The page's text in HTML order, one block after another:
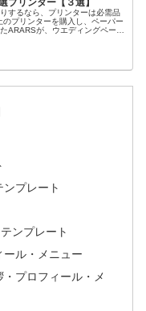
プリンター【３選】
するなら、プリンターは必需品
プリンターを購入し、ペーパー
ARARSが、ウエディングペーパ
プレート
ンプレート
ル・メニュー
プロフィール・メ